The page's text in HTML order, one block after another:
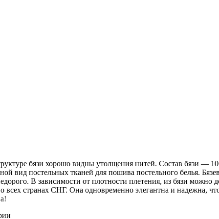
бязи хорошо видны утолщения нитей. Состав бязи ―
вид постельных тканей для пошива постельного белья.
В зависимости от плотности плетения, из бязи можно
странах СНГ. Она одновременно элегантна и надежна,